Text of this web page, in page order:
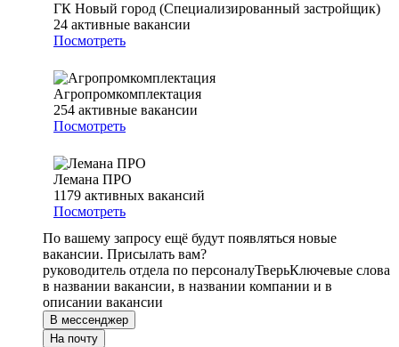
ГК Новый город (Специализированный застройщик)
24 активные вакансии
Посмотреть
Агропромкомплектация
254 активные вакансии
Посмотреть
Лемана ПРО
1179 активных вакансий
Посмотреть
По вашему запросу ещё будут появляться новые
вакансии. Присылать вам?
руководитель отдела по персоналуТверьКлючевые слова
в названии вакансии, в названии компании и в
описании вакансии
В мессенджер
На почту